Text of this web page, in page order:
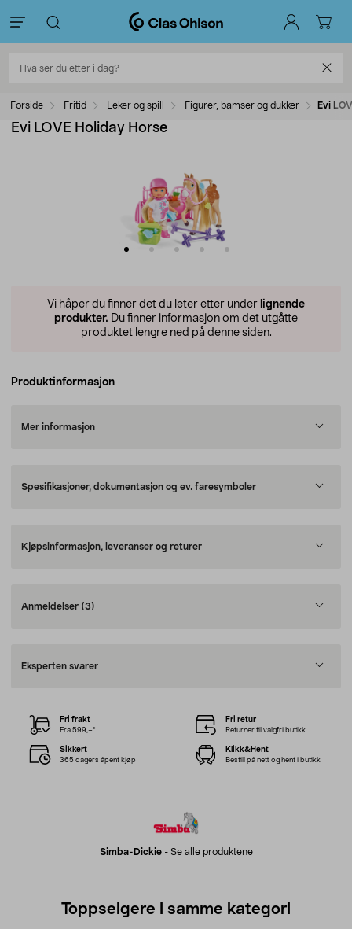
Forside Fritid Leker og spill Figurer, bamser og dukker Evi
Evi LOVE Holiday Horse
Vi håper du finner det du leter etter under lignende
produkter. Du finner informasjon om det utgåtte
produktet lengre ned på denne siden.
Produktinformasjon
Mer informasjon
Spesifikasjoner, dokumentasjon og ev. faresymboler
Kjøpsinformasjon, leveranser og returer
Anmeldelser (3)
Eksperten svarer
Simba-Dickie- Se alle produktene
Fri frakt
Fra 599,–*
Fri retur
Returner til valgfri butikk
Sikkert
365 dagers åpent kjøp
Klikk&Hent
Bestill på nett og hent i butikk
Toppselgere i samme kategori